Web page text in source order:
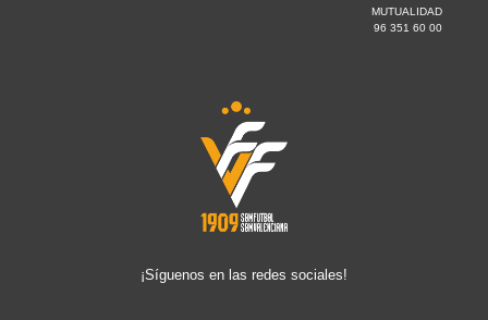
MUTUALIDAD
96 351 60 00
¡Síguenos en las redes sociales!